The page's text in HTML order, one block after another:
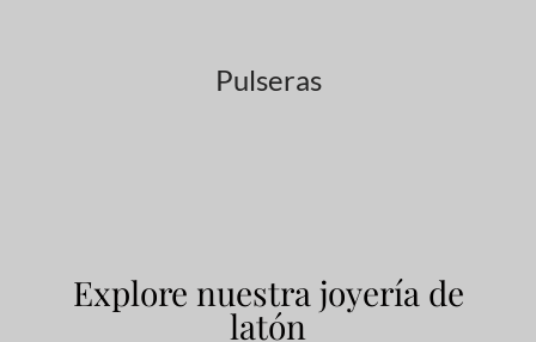
Pulseras
Explore nuestra joyería de
latón